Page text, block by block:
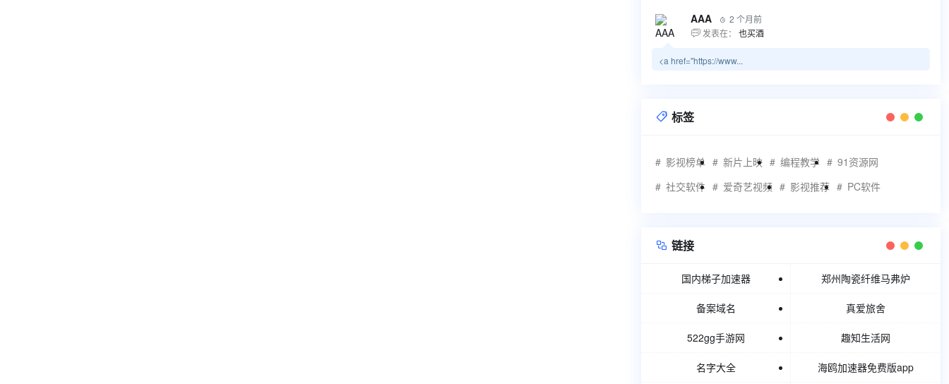
AAA  2 个月前
 发表在： 也买酒
<a href="https://www...
 标签
影视榜单 新片上映 编程教学
91资源网
社交软件
爱奇艺视频 影视推荐 PC软件
 链接
国内梯子加速器 郑州陶瓷纤维马弗炉
备案域名 真爱旅舍
522gg手游网 趣知生活网
名字大全 海鸥加速器免费版app